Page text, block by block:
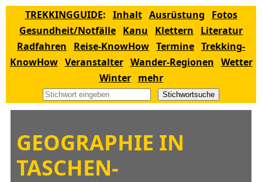
TREKKINGGUIDE: Inhalt Ausrüstung
Fotos
Gesundheit/Notfälle Kanu Klettern
Literatur
Radfahren
Reise-KnowHow Termine Trekking-
KnowHow Veranstalter Wander-Regionen Wetter
Winter
mehr
Stichwortsuche
GEOGRAPHIE IN
TASCHEN-